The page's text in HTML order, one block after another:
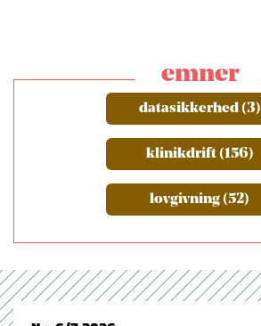
emner
datasikkerhed (3)
klinikdrift (156)
lovgivning (52)